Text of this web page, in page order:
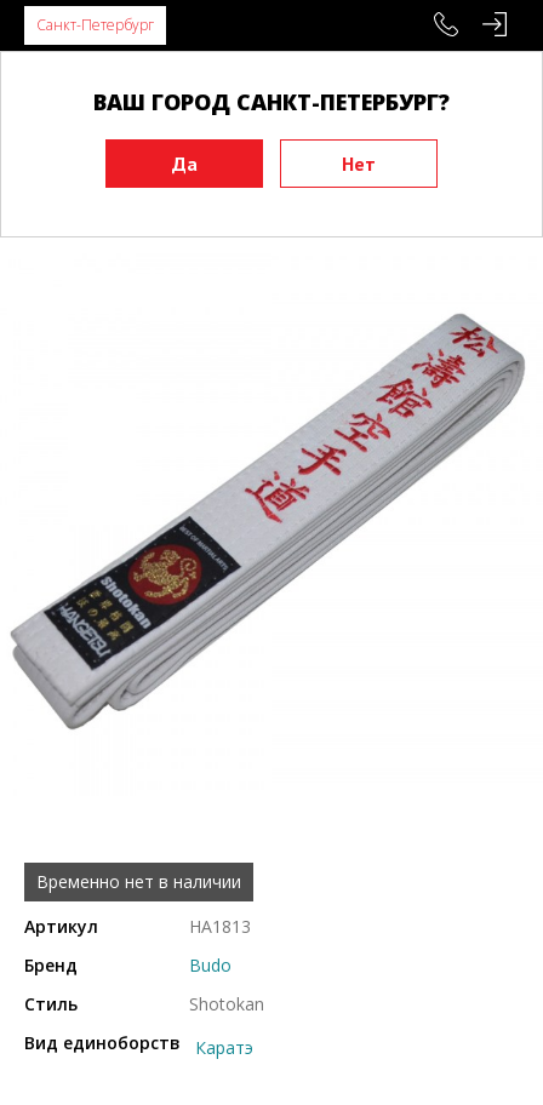
Санкт-Петербург
ВАШ ГОРОД САНКТ-ПЕТЕРБУРГ?
Экипировка
Пояса
Временно нет в наличии
Артикул
HA1813
Бренд
Budo
Стиль
Shotokan
Вид единоборств
Каратэ